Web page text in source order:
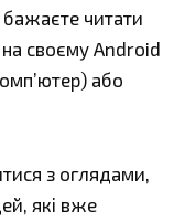
бажаєте читати
своєму Android
або
з оглядами,
які вже